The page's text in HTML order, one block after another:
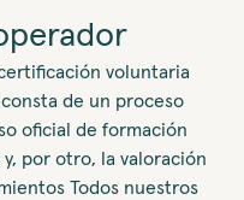
voluntaria
de un proceso
oficial de formación
por otro, la valoración
Todos nuestros